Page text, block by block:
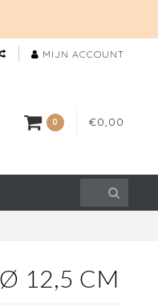
MIJN ACCOUNT
0 €0,00
12,5 CM